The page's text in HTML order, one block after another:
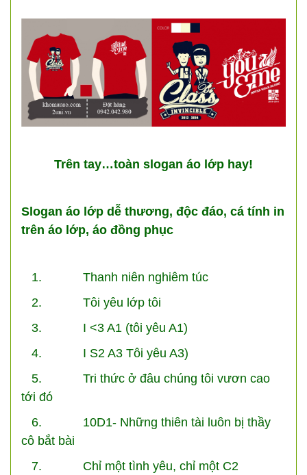
Trên tay…toàn slogan áo lớp hay!
Slogan áo lớp dễ thương, độc đáo, cá tính in
trên áo lớp, áo đồng phục
1. Thanh niên nghiêm túc
2. Tôi yêu lớp tôi
3. I <3 A1 (tôi yêu A1)
4. I S2 A3 Tôi yêu A3)
5. Tri thức ở đâu chúng tôi vươn cao
tới đó
6. 10D1- Những thiên tài luôn bị thầy
cô bắt bài
7. Chỉ một tình yêu, chỉ một C2